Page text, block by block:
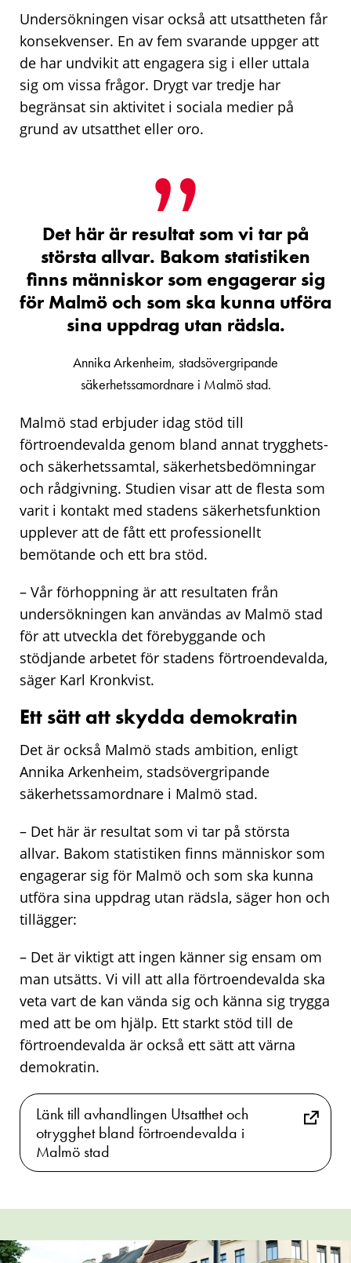
Undersökningen visar också att utsattheten får
konsekvenser. En av fem svarande uppger att
de har undvikit att engagera sig i eller uttala
sig om vissa frågor. Drygt var tredje har
begränsat sin aktivitet i sociala medier på
grund av utsatthet eller oro.
Det här är resultat som vi tar på
största allvar. Bakom statistiken
finns människor som engagerar sig
för Malmö och som ska kunna utföra
sina uppdrag utan rädsla.
Annika Arkenheim, stadsövergripande
säkerhetssamordnare i Malmö stad.
Malmö stad erbjuder idag stöd till
förtroendevalda genom bland annat trygghets-
och säkerhetssamtal, säkerhetsbedömningar
och rådgivning. Studien visar att de flesta som
varit i kontakt med stadens säkerhetsfunktion
upplever att de fått ett professionellt
bemötande och ett bra stöd.
– Vår förhoppning är att resultaten från
undersökningen kan användas av Malmö stad
för att utveckla det förebyggande och
stödjande arbetet för stadens förtroendevalda,
säger Karl Kronkvist.
Ett sätt att skydda demokratin
Det är också Malmö stads ambition, enligt
Annika Arkenheim, stadsövergripande
säkerhetssamordnare i Malmö stad.
– Det här är resultat som vi tar på största
allvar. Bakom statistiken finns människor som
engagerar sig för Malmö och som ska kunna
utföra sina uppdrag utan rädsla, säger hon och
tillägger:
– Det är viktigt att ingen känner sig ensam om
man utsätts. Vi vill att alla förtroendevalda ska
veta vart de kan vända sig och känna sig trygga
med att be om hjälp. Ett starkt stöd till de
förtroendevalda är också ett sätt att värna
demokratin.
Länk till avhandlingen Utsatthet och
otrygghet bland förtroendevalda i
Malmö stad